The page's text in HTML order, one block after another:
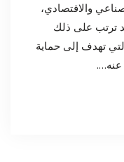
والاقتصادي،
ترتب على ذلك
تهدف إلى حماية
عنه….